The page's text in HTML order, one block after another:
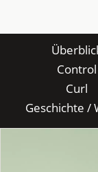
Control
Curl
Geschichte /